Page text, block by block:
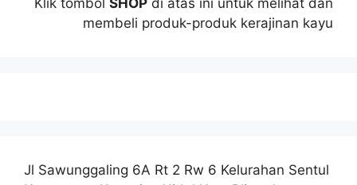
Klik tombol SHOP di atas ini untuk melihat dan
membeli produk-produk kerajinan kayu
Jl Sawunggaling 6A Rt 2 Rw 6 Kelurahan Sentul